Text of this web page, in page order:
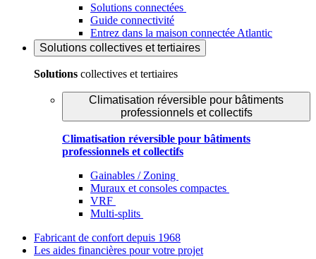
Solutions connectées
Guide connectivité
Entrez dans la maison connectée Atlantic
Solutions collectives et tertiaires
Solutions collectives et tertiaires
Climatisation réversible pour bâtiments
professionnels et collectifs
Climatisation réversible pour bâtiments
professionnels et collectifs
Gainables / Zoning
Muraux et consoles compactes
VRF
Multi-splits
Fabricant de confort depuis 1968
Les aides financières pour votre projet